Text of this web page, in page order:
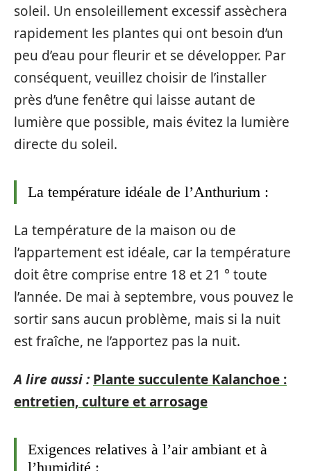
soleil. Un ensoleillement excessif assèchera
rapidement les plantes qui ont besoin d’un
peu d’eau pour fleurir et se développer. Par
conséquent, veuillez choisir de l’installer
près d’une fenêtre qui laisse autant de
lumière que possible, mais évitez la lumière
directe du soleil.
La température idéale de l’Anthurium :
La température de la maison ou de
l’appartement est idéale, car la température
doit être comprise entre 18 et 21 ° toute
l’année. De mai à septembre, vous pouvez le
sortir sans aucun problème, mais si la nuit
est fraîche, ne l’apportez pas la nuit.
A lire aussi : Plante succulente Kalanchoe :
entretien, culture et arrosage
Exigences relatives à l’air ambiant et à
l’humidité :